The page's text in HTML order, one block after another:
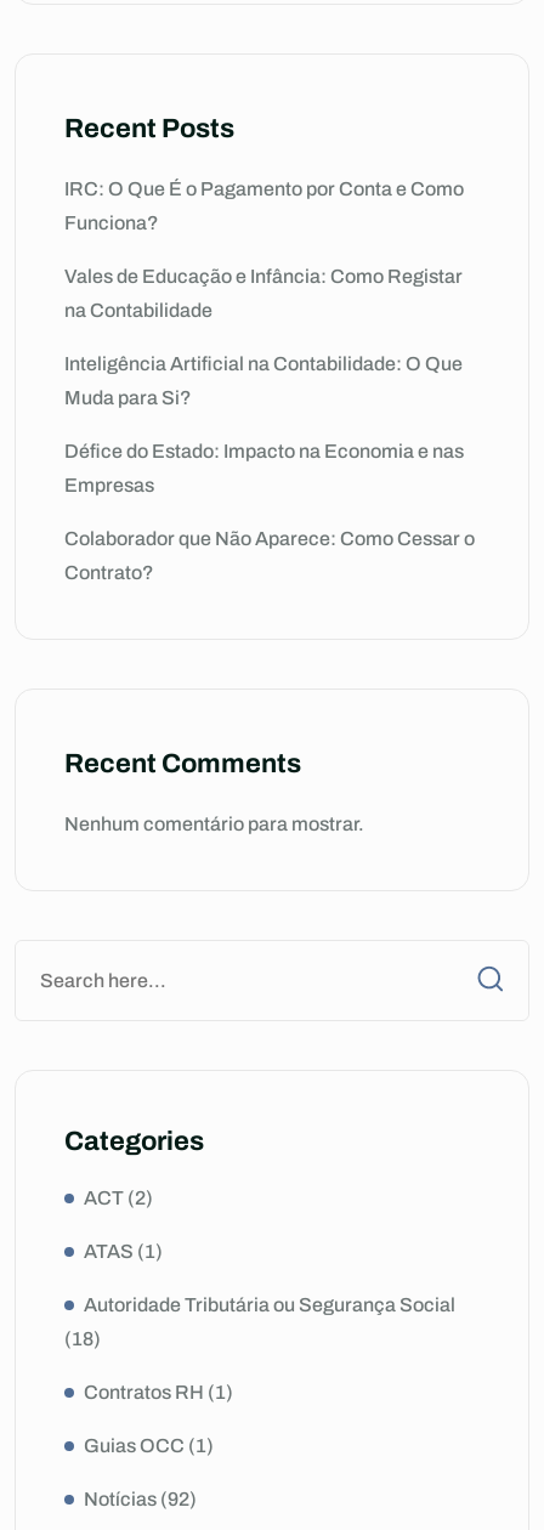
Recent Posts
IRC: O Que É o Pagamento por Conta e Como
Funciona?
Vales de Educação e Infância: Como Registar
na Contabilidade
Inteligência Artificial na Contabilidade: O Que
Muda para Si?
Défice do Estado: Impacto na Economia e nas
Empresas
Colaborador que Não Aparece: Como Cessar o
Contrato?
Recent Comments
Nenhum comentário para mostrar.
Categories
ACT (2)
ATAS (1)
Autoridade Tributária ou Segurança Social
(18)
Contratos RH (1)
Guias OCC (1)
Notícias (92)